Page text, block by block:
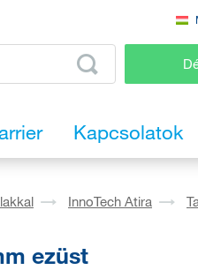
Kapcsolatok
InnoTech Atira
ezüst